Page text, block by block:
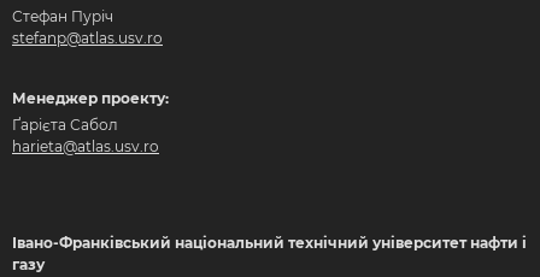
Стефан Пуріч
stefanp@atlas.usv.ro
Менеджер проекту:
Ґарієта Сабол
harieta@atlas.usv.ro
Івано-Франківський національний технічний університет нафти і
газу